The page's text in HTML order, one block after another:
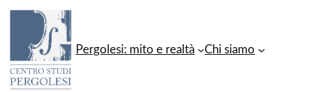
Vai
contenuto
Pergolesi: mito e realtà Chi siamo